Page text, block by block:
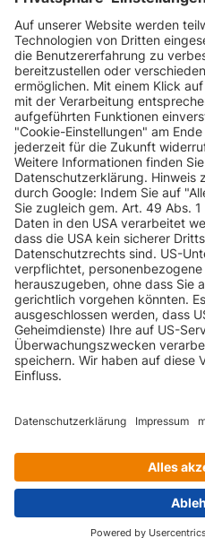
AUDI
A4
(8E/8H/QB6)
AUDI
A4
(8E/8H/QB6)
AUDI
A4
(8E/8H/QB6)
AUDI
A4
(8E/8H/QB6)
AUDI
A4
(8E/8H/QB6)
AUDI
A4
(8E/8H/QB6)
AUDI
A4
(8E/8H/QB6)
(8E/8H/QB6)
A4
(8E/8H/QB6)
INFORMATIONEN
KUNDENSERVICE
INFORMATIONEN
ZAHLUNGSARTEN
KONTAKT
GEPRÜFTE QUALITÄT
VERSANDARTEN